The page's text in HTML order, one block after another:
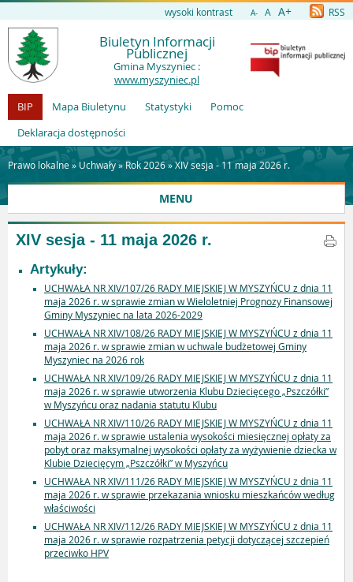
wysoki kontrast A- A A+ RSS
Biuletyn Informacji
Publicznej
Gmina Myszyniec :
www.myszyniec.pl
BIP
Mapa Biuletynu Statystyki
Pomoc
Deklaracja dostępności
Prawo lokalne » Uchwały» Rok 2026»XIV sesja - 11 maja 2026 r.
MENU
XIV sesja - 11 maja 2026 r.
Artykuły:
UCHWAŁA NR XIV/107/26 RADY MIEJSKIEJ W MYSZYŃCU z dnia 11
maja 2026 r. w sprawie zmian w Wieloletniej Prognozy Finansowej
Gminy Myszyniec na lata 2026-2029
UCHWAŁA NR XIV/108/26 RADY MIEJSKIEJ W MYSZYŃCU z dnia 11
maja 2026 r. w sprawie zmian w uchwale budżetowej Gminy
Myszyniec na 2026 rok
UCHWAŁA NR XIV/109/26 RADY MIEJSKIEJ W MYSZYŃCU z dnia 11
maja 2026 r. w sprawie utworzenia Klubu Dziecięcego „Pszczółki”
w Myszyńcu oraz nadania statutu Klubu
UCHWAŁA NR XIV/110/26 RADY MIEJSKIEJ W MYSZYŃCU z dnia 11
maja 2026 r. w sprawie ustalenia wysokości miesięcznej opłaty za
pobyt oraz maksymalnej wysokości opłaty za wyżywienie dziecka w
Klubie Dziecięcym „Pszczółki” w Myszyńcu
UCHWAŁA NR XIV/111/26 RADY MIEJSKIEJ W MYSZYŃCU z dnia 11
maja 2026 r. w sprawie przekazania wniosku mieszkańców według
właściwości
UCHWAŁA NR XIV/112/26 RADY MIEJSKIEJ W MYSZYŃCU z dnia 11
maja 2026 r. w sprawie rozpatrzenia petycji dotyczącej szczepień
przeciwko HPV